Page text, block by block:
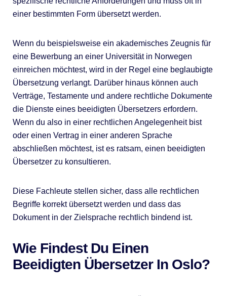
einer bestimmten Form übersetzt werden.
Wenn du beispielsweise ein akademisches Zeugnis für
eine Bewerbung an einer Universität in Norwegen
einreichen möchtest, wird in der Regel eine beglaubigte
Übersetzung verlangt. Darüber hinaus können auch
Verträge, Testamente und andere rechtliche Dokumente
die Dienste eines beeidigten Übersetzers erfordern.
Wenn du also in einer rechtlichen Angelegenheit bist
oder einen Vertrag in einer anderen Sprache
abschließen möchtest, ist es ratsam, einen beeidigten
Übersetzer zu konsultieren.
Diese Fachleute stellen sicher, dass alle rechtlichen
Begriffe korrekt übersetzt werden und dass das
Dokument in der Zielsprache rechtlich bindend ist.
Wie Findest Du Einen
Beeidigten Übersetzer In Oslo?